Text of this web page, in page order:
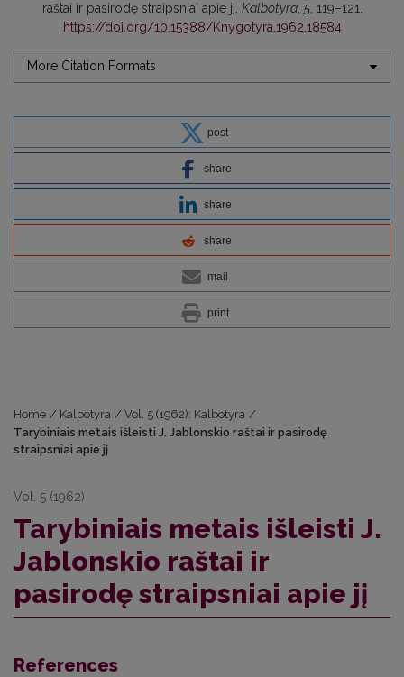
raštai ir pasirodę straipsniai apie jį. Kalbotyra, 5, 119–121.
https://doi.org/10.15388/Knygotyra.1962.18584
More Citation Formats
post
share
share
share
mail
print
Home / Kalbotyra / Vol. 5 (1962): Kalbotyra /
Tarybiniais metais išleisti J. Jablonskio raštai ir pasirodę
straipsniai apie jį
Vol. 5 (1962)
Tarybiniais metais išleisti J.
Jablonskio raštai ir
pasirodę straipsniai apie jį
References